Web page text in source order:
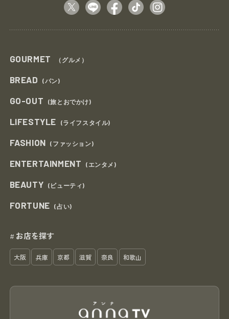
GOURMET （グルメ）
BREAD (パン)
GO-OUT (旅とおでかけ)
LIFESTYLE (ライフスタイル)
FASHION (ファッション)
ENTERTAINMENT (エンタメ)
BEAUTY (ビューティ)
FORTUNE (占い)
# お店を探す
大阪 兵庫 京都 滋賀 奈良 和歌山